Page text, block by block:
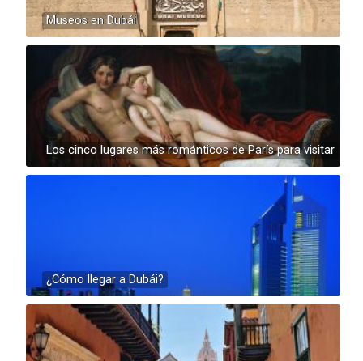
Museos en Dubái
Los cinco lugares más románticos de París para visitar
¿Cómo llegar a Dubái?